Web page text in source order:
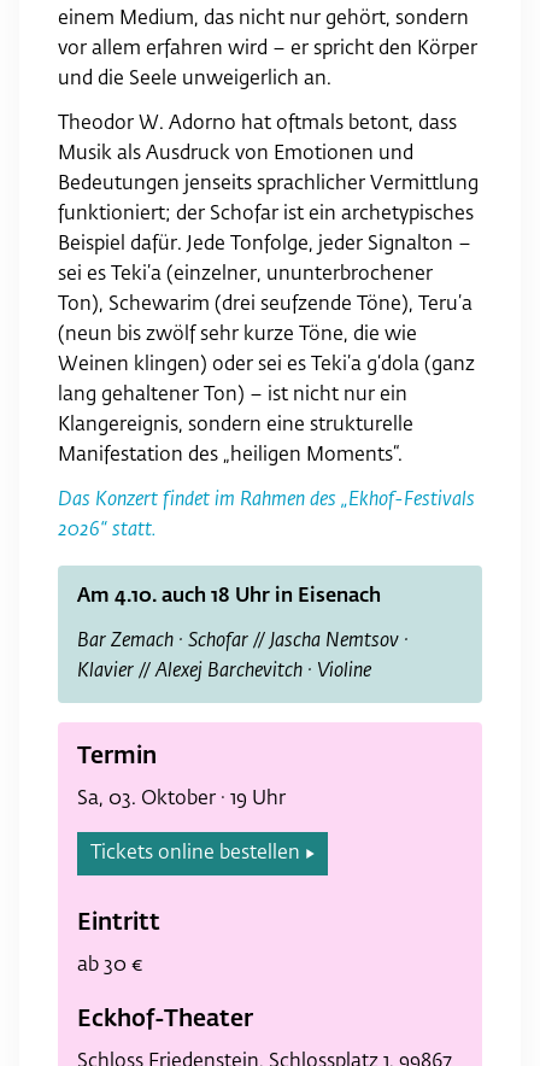
einem Medium, das nicht nur gehört, sondern
vor allem erfahren wird – er spricht den Körper
und die Seele unweigerlich an.
Theodor W. Adorno hat oftmals betont, dass
Musik als Ausdruck von Emotionen und
Bedeutungen jenseits sprachlicher Vermittlung
funktioniert; der Schofar ist ein archetypisches
Beispiel dafür. Jede Tonfolge, jeder Signalton –
sei es Teki’a (einzelner, ununterbrochener
Ton), Schewarim (drei seufzende Töne), Teru’a
(neun bis zwölf sehr kurze Töne, die wie
Weinen klingen) oder sei es Teki’a g‘dola (ganz
lang gehaltener Ton) – ist nicht nur ein
Klangereignis, sondern eine strukturelle
Manifestation des „heiligen Moments“.
Das Konzert findet im Rahmen des „Ekhof-Festivals
2026“ statt.
Am 4.10. auch 18 Uhr in Eisenach
Bar Zemach · Schofar // Jascha Nemtsov ·
Klavier // Alexej Barchevitch · Violine
Termin
Sa, 03. Oktober · 19 Uhr
Tickets online bestellen ▶
Eintritt
ab 30 €
Eckhof-Theater
Schloss Friedenstein, Schlossplatz 1, 99867